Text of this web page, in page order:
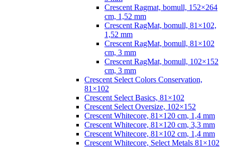
Crescent Ragmat, bomull, 152×264
cm, 1,52 mm
Crescent RagMat, bomull, 81×102,
1,52 mm
Crescent RagMat, bomull, 81×102
cm, 3 mm
Crescent RagMat, bomull, 102×152
cm, 3 mm
Crescent Select Colors Conservation,
81×102
Crescent Select Basics, 81×102
Crescent Select Oversize, 102×152
Crescent Whitecore, 81×120 cm, 1,4 mm
Crescent Whitecore, 81×120 cm, 3,3 mm
Crescent Whitecore, 81×102 cm, 1,4 mm
Crescent Whitecore, Select Metals 81×102